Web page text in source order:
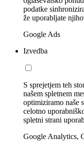
podatke
že uporabljate
Google Ads
Izvedba
S sprejetjem teh
našem spletnem
optimiziramo naše
celotno
spletni strani
Google Analytics,